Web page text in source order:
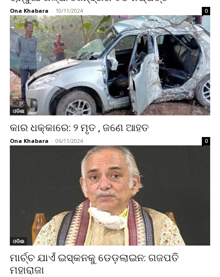
Ona Khabara - 10/11/2024 0
ଓଡିଶା
କାର ଧକ୍କାରେ: ୨ ମୃତ , ଜଣେ ଆହତ
Ona Khabara - 06/11/2024 0
ଓଡିଶା
ମାର୍ଚ୍ଚ ଯାଏଁ ଇସ୍କନକୁ ଡେଡ଼ଲାଇନ: ଗଜପତି
ମହାରାଜା